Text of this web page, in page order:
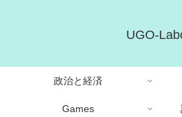
UGO-
政治と経済
Games